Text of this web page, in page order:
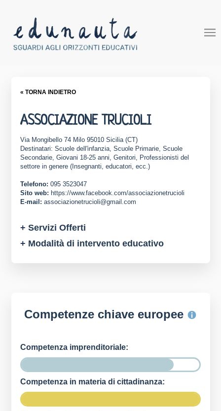
« TORNA INDIETRO
ASSOCIAZIONE TRUCIOLI
Via Mongibello 74 Milo 95010 Sicilia (CT)
Destinatari: Scuole dell'infanzia, Scuole Primarie, Scuole
Secondarie, Giovani 18-25 anni, Genitori, Professionisti del
settore in genere (Insegnanti, educatori, ecc.)
Telefono: 095 3523047
Sito web: https://www.facebook.com/associazionetrucioli
E-mail: associazionetrucioli@gmail.com
+ Servizi Offerti
+ Modalità di intervento educativo
Competenze chiave europee
Competenza imprenditoriale:
Competenza in materia di cittadinanza: